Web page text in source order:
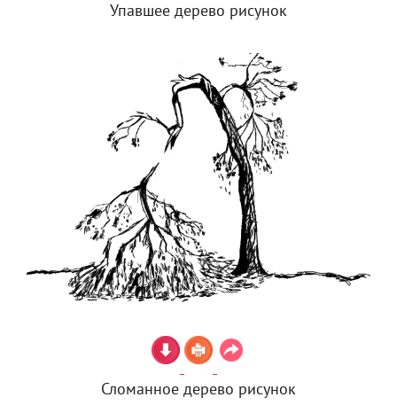
Упавшее дерево рисунок
Сломанное дерево рисунок